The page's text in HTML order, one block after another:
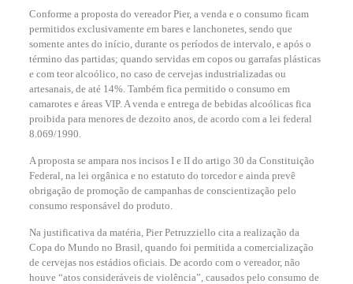
Conforme a proposta do vereador Pier, a venda e o consumo ficam
permitidos exclusivamente em bares e lanchonetes, sendo que
somente antes do início, durante os períodos de intervalo, e após o
término das partidas; quando servidas em copos ou garrafas plásticas
e com teor alcoólico, no caso de cervejas industrializadas ou
artesanais, de até 14%. Também fica permitido o consumo em
camarotes e áreas VIP. A venda e entrega de bebidas alcoólicas fica
proibida para menores de dezoito anos, de acordo com a lei federal
8.069/1990.
A proposta se ampara nos incisos I e II do artigo 30 da Constituição
Federal, na lei orgânica e no estatuto do torcedor e ainda prevê
obrigação de promoção de campanhas de conscientização pelo
consumo responsável do produto.
Na justificativa da matéria, Pier Petruzziello cita a realização da
Copa do Mundo no Brasil, quando foi permitida a comercialização
de cervejas nos estádios oficiais. De acordo com o vereador, não
houve “atos consideráveis de violência”, causados pelo consumo de